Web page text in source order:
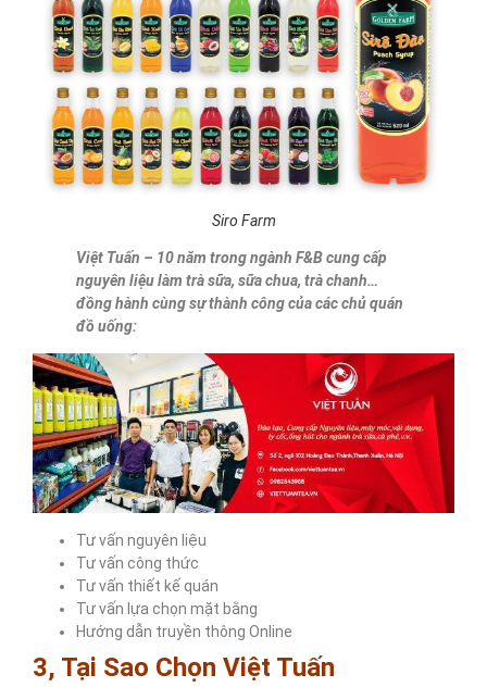
Siro Farm
Việt Tuấn – 10 năm trong ngành F&B cung cấp
nguyên liệu làm trà sữa, sữa chua, trà chanh…
đồng hành cùng sự thành công của các chủ quán
đồ uống:
Tư vấn nguyên liệu
Tư vấn công thức
Tư vấn thiết kế quán
Tư vấn lựa chọn mặt bằng
Hướng dẫn truyền thông Online
3, Tại Sao Chọn Việt Tuấn